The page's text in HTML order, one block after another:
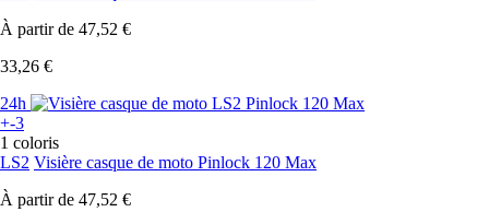
À partir de 47,52 €
33,26 €
24h
+-3
1 coloris
LS2 Visière casque de moto Pinlock 120 Max
À partir de 47,52 €